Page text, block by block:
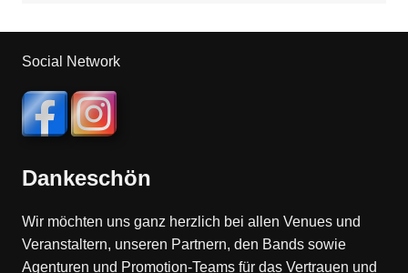
Social Network
Dankeschön
Wir möchten uns ganz herzlich bei allen Venues und
Veranstaltern, unseren Partnern, den Bands sowie
Agenturen und Promotion-Teams für das Vertrauen und